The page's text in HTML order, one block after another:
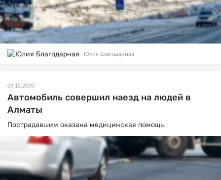
Юлия Благодарная
03.12.2025
Автомобиль совершил наезд на людей в
Алматы
Пострадавшим оказана медицинская помощь.